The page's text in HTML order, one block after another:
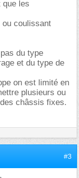
que les
coulissant
du type
et du type de
on est limité en
plusieurs ou
châssis fixes.
#3